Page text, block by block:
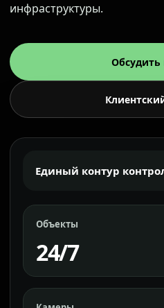
инфраструктуры.
Обсудить
Единый контур
Объекты
24/7